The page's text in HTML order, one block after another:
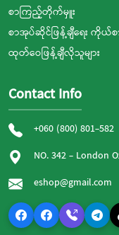
စာကြည့်တိုက်မှူး
စာအုပ်ဆိုင်ဖြန့်ချီရေး ကိုယ်
ထုတ်ဝေဖြန့်ချီလိုသူများ
Contact Info
+060 (800) 801-582
NO. 342 - London
eshop@gmail.com